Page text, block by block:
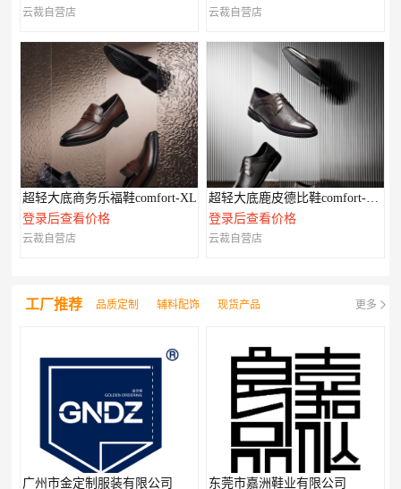
云裁自营店 云裁自营店
超轻大底商务乐福鞋comfort-XL
登录后查看价格
云裁自营店
超轻大底鹿皮德比鞋comfort-XL系列
登录后查看价格
云裁自营店
工厂推荐 品质定制 辅料配饰 现货产品 更多
广州市金定制服装有限公司 东莞市嘉洲鞋业有限公司